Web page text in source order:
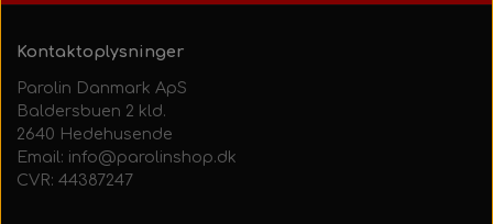
Kontaktoplysninger
Parolin Danmark ApS
Baldersbuen 2 kld.
2640 Hedehusende
Email: info@parolinshop.dk
CVR: 44387247